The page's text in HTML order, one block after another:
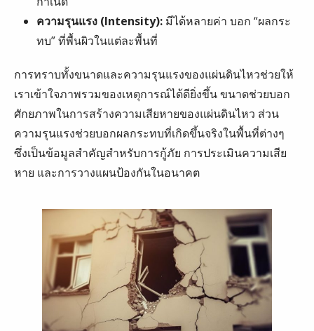
ความรุนแรง (Intensity): มีได้หลายค่า บอก “ผลกระ
ทบ” ที่พื้นผิวในแต่ละพื้นที่
การทราบทั้งขนาดและความรุนแรงของแผ่นดินไหวช่วยให้
เราเข้าใจภาพรวมของเหตุการณ์ได้ดียิ่งขึ้น ขนาดช่วยบอก
ศักยภาพในการสร้างความเสียหายของแผ่นดินไหว ส่วน
ความรุนแรงช่วยบอกผลกระทบที่เกิดขึ้นจริงในพื้นที่ต่างๆ
ซึ่งเป็นข้อมูลสำคัญสำหรับการกู้ภัย การประเมินความเสีย
หาย และการวางแผนป้องกันในอนาคต